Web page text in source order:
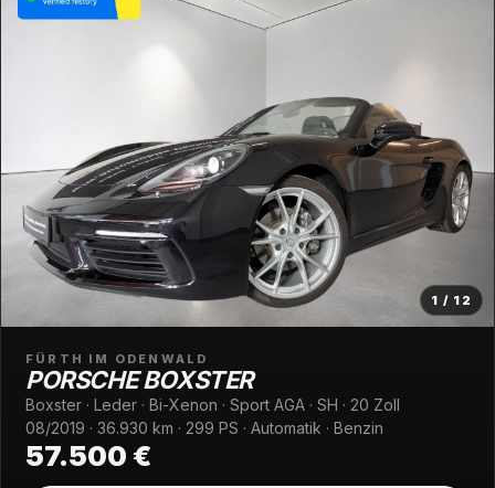
1 / 12
FÜRTH IM ODENWALD
PORSCHE BOXSTER
Boxster · Leder · Bi-Xenon · Sport AGA · SH · 20 Zoll
08/2019 · 36.930 km · 299 PS · Automatik · Benzin
57.500 €